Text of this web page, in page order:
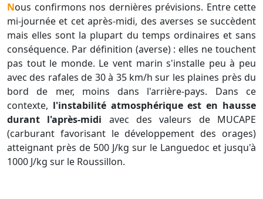
Nous confirmons nos dernières prévisions. Entre cette
mi-journée et cet après-midi, des averses se succèdent
mais elles sont la plupart du temps ordinaires et sans
conséquence. Par définition (averse) : elles ne touchent
pas tout le monde. Le vent marin s'installe peu à peu
avec des rafales de 30 à 35 km/h sur les plaines près du
bord de mer, moins dans l'arrière-pays. Dans ce
contexte, l'instabilité atmosphérique est en hausse
durant l'après-midi avec des valeurs de MUCAPE
(carburant favorisant le développement des orages)
atteignant près de 500 J/kg sur le Languedoc et jusqu'à
1000 J/kg sur le Roussillon.